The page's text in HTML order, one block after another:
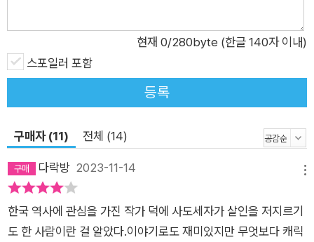
으로서 자신의 뿌리를 더 깊이 탐구하는 데 소설이라는 수단을 적
극적으로 활용한다. 특히 《붉은 궁》에서는 서사의 중심에 사도세
자가 아닌 한 내의녀를 두고 이야기를 전개시킨 점이 주목할 만하
다. 작가는 ‘열쇠구멍으로 역사를 엿볼 수밖에 없는 외부인의 시
점’을 언급한다. 같은 민족이라는 연결감이 있지만, 먼 곳에서 한
국 역사를 바라보는 듯한 약간의 거리감. 인물을 설정함에 있어서
한국계 교포 작가로서의 경험을 녹여내어, 이야기에 진정성을 더
하고 생생한 감정 묘사를 끌어낸다. 조선 영조 시대를 배경으로
펼쳐지는 미스터리 추리극 살인 수사는 장기와 같았다. 누가 팔각
형의 말을 집어 든 순간, 시간은 정지하고 세상에는 전략, 작전,
질문만 남는다. 어진과 다음 행보에 관해 이야기하다 보니 그런
현재 0/280byte (한글 140자 이내)
스포일러 포함
등록
구매자 (11) 전체 (14)
다락방 2023-11-14
한국 역사에 관심을 가진 작가 덕에 사도세자가 살인을 저지르기
도 한 사람이란 걸 알았다.이야기로도 재미있지만 무엇보다 캐릭